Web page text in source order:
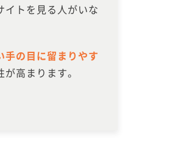
イトを見る人がいな
手の目に留まりやす
が高まります。